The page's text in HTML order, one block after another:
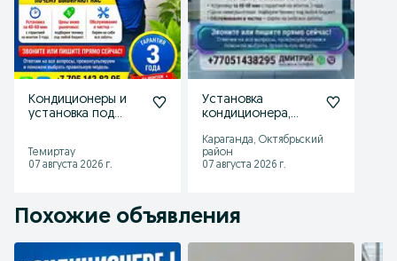
Кондиционеры и
установка под
Темиртау
07 августа 2026 г.
Установка
кондиционера,
час!
Караганда, Октябрьский
район
07 августа 2026 г.
Похожие объявления